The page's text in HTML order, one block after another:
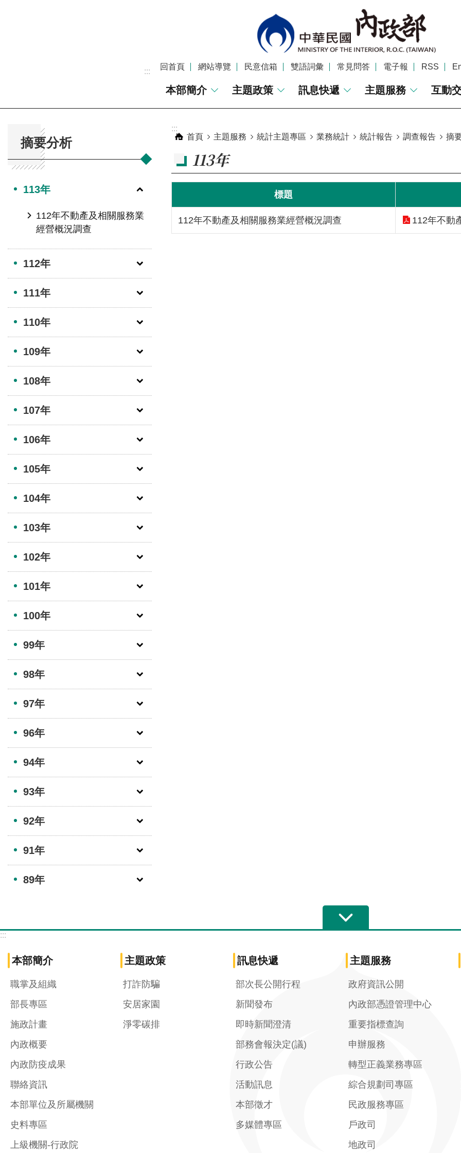
:::
回首頁 網站導覽 民意信箱 雙語詞彙 常見問答 電子報 RSS
本部簡介 主題政策 訊息快遞 主題服務 互動
摘要分析
113年
112年不動產及相關服務業
經營概況調查
112年
111年
110年
109年
108年
107年
106年
105年
104年
103年
102年
101年
100年
99年
98年
97年
96年
94年
93年
92年
91年
89年
:::
首頁
主題服務 統計主題專區 業務統計 統計報告 調查報告 摘
113年
標題
112年不動產及相關服務業經營概況調查 112年不動
:::
本部簡介
職掌及組織
部長專區
施政計畫
內政概要
內政防疫成果
聯絡資訊
本部單位及所屬機關
史料專區
上級機關-行政院
主題政策
打詐防騙
安居家園
淨零碳排
訊息快遞
部次長公開行程
新聞發布
即時新聞澄清
部務會報決定(議)
行政公告
活動訊息
本部徵才
多媒體專區
主題服務
政府資訊公開
內政部憑證管理中心
重要指標查詢
申辦服務
轉型正義業務專區
綜合規劃司專區
民政服務專區
戶政司
地政司